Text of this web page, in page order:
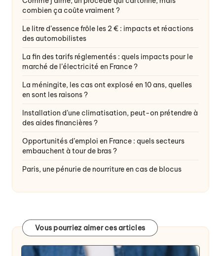
combien ça coûte vraiment ?
Le litre d’essence frôle les 2 € : impacts et réactions
des automobilistes
La fin des tarifs réglementés : quels impacts pour le
marché de l’électricité en France ?
La méningite, les cas ont explosé en 10 ans, quelles
en sont les raisons ?
Installation d’une climatisation, peut-on prétendre à
des aides financières ?
Opportunités d’emploi en France : quels secteurs
embauchent à tour de bras ?
Paris, une pénurie de nourriture en cas de blocus
Vous pourriez aimer ces articles